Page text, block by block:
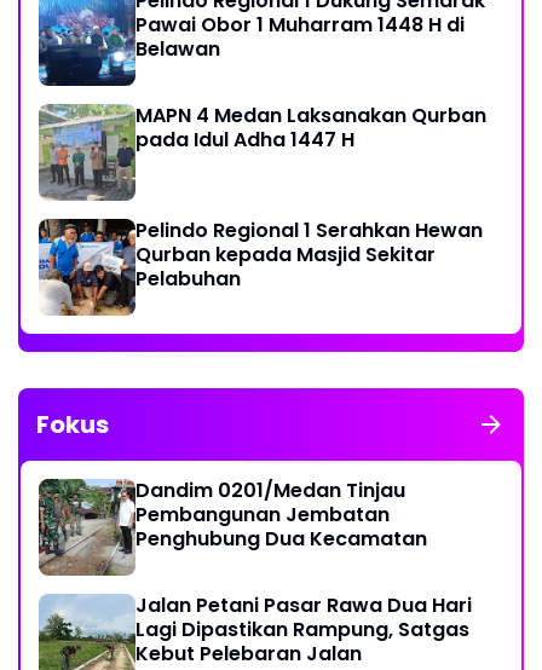
Pawai Obor 1 Muharram 1448 H di
Belawan
MAPN 4 Medan Laksanakan Qurban
pada Idul Adha 1447 H
Pelindo Regional 1 Serahkan Hewan
Qurban kepada Masjid Sekitar
Pelabuhan
Fokus
Dandim 0201/Medan Tinjau
Pembangunan Jembatan
Penghubung Dua Kecamatan
Jalan Petani Pasar Rawa Dua Hari
Lagi Dipastikan Rampung, Satgas
Kebut Pelebaran Jalan